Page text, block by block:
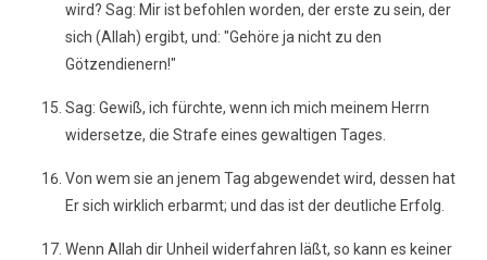
wird? Sag: Mir ist befohlen worden, der erste zu sein, der
sich (Allah) ergibt, und: "Gehöre ja nicht zu den
Götzendienern!"
Sag: Gewiß, ich fürchte, wenn ich mich meinem Herrn
widersetze, die Strafe eines gewaltigen Tages.
Von wem sie an jenem Tag abgewendet wird, dessen hat
Er sich wirklich erbarmt; und das ist der deutliche Erfolg.
Wenn Allah dir Unheil widerfahren läßt, so kann es keiner